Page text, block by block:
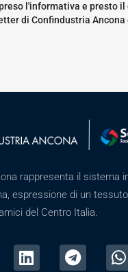
l'informativa e presto il
di Confindustria Ancona
rappresenta il sistema
espressione di un
del Centro Italia.